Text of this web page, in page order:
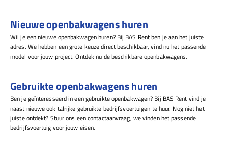
Nieuwe openbakwagens huren
Wil je een nieuwe openbakwagen huren? Bij BAS Rent ben je aan het juiste
adres. We hebben een grote keuze direct beschikbaar, vind nu het passende
model voor jouw project. Ontdek nu de beschikbare openbakwagens.
Gebruikte openbakwagens huren
Ben je geïnteresseerd in een gebruikte openbakwagen? Bij BAS Rent vind je
naast nieuwe ook talrijke gebruikte bedrijfsvoertuigen te huur. Nog niet het
juiste ontdekt? Stuur ons een contactaanvraag, we vinden het passende
bedrijfsvoertuig voor jouw eisen.